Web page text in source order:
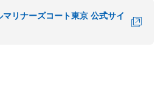
マリナーズコート東京 公式サイ